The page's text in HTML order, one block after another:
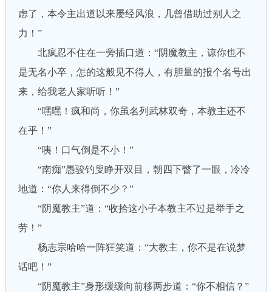
虑了，本令主出道以来屡经风浪，几曾借助过别人之
力！”
北疯忍不住在一旁插口道：“阴魔教主，谅你也不
是无名小卒，怎的这般见不得人，有胆量的报个名号出
来，给我老人家听听！”
“嘿嘿！疯和尚，你虽名列武林双奇，本教主还不
在乎！”
“咦！口气倒是不小！”
“南痴”愚骏钓叟睁开双目，朝四下瞥了一眼，冷冷
地道：“你人来得倒不少？”
“阴魔教主”道：“收拾这小子本教主不过是举手之
劳！”
杨志宗哈哈一阵狂笑道：“大教主，你不是在说梦
话吧！”
“阴魔教主”身形缓缓向前移两步道：“你不相信？”